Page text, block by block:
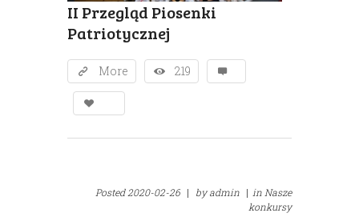
II Przegląd Piosenki
Patriotycznej
More 219
Posted2020-02-26 | byadmin | in Nasze
konkursy